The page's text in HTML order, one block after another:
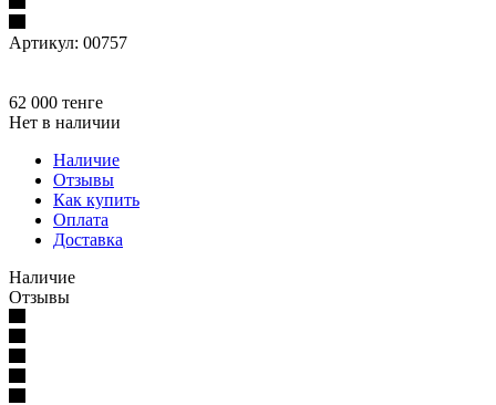
Артикул: 00757
62 000 тенге
Нет в наличии
Наличие
Отзывы
Как купить
Оплата
Доставка
Наличие
Отзывы